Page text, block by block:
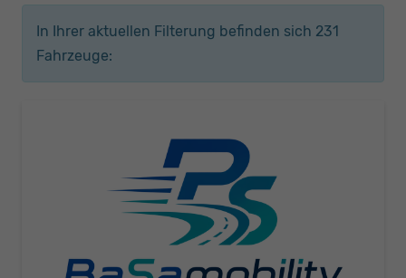
In Ihrer aktuellen Filterung befinden sich 231
Fahrzeuge: